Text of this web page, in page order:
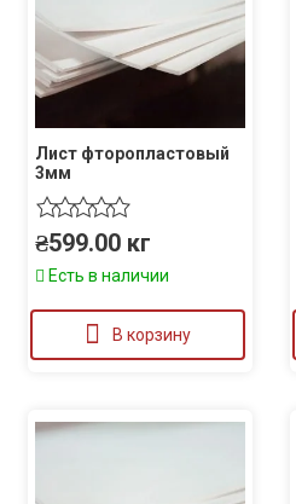
Лист фторопластовый
3мм
₴599.00 кг
Есть в наличии
В корзину